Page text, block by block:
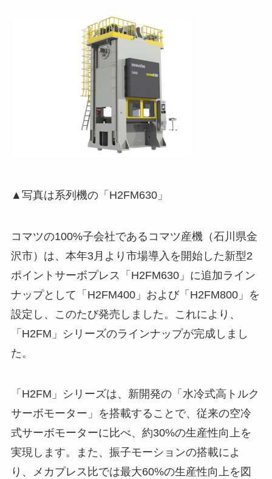
▲写真は系列機の「H2FM630」
コマツの100%⼦会社であるコマツ産機（石川県金
沢市）は、本年3⽉より市場導⼊を開始した新型2
ポイントサーボプレス「H2FM630」に追加ライン
ナップとして「H2FM400」および「H2FM800」を
設定し、このたび発売しました。これにより、
「H2FM」シリーズのラインナップが完成しまし
た。
「H2FM」シリーズは、新開発の「⽔冷式⾼トルク
サーボモーター」を搭載することで、従来の空冷
式サーボモーターに⽐べ、約30%の⽣産性向上を
実現します。また、振⼦モーションの搭載によ
り、メカプレス⽐では最⼤60%の⽣産性向上を図